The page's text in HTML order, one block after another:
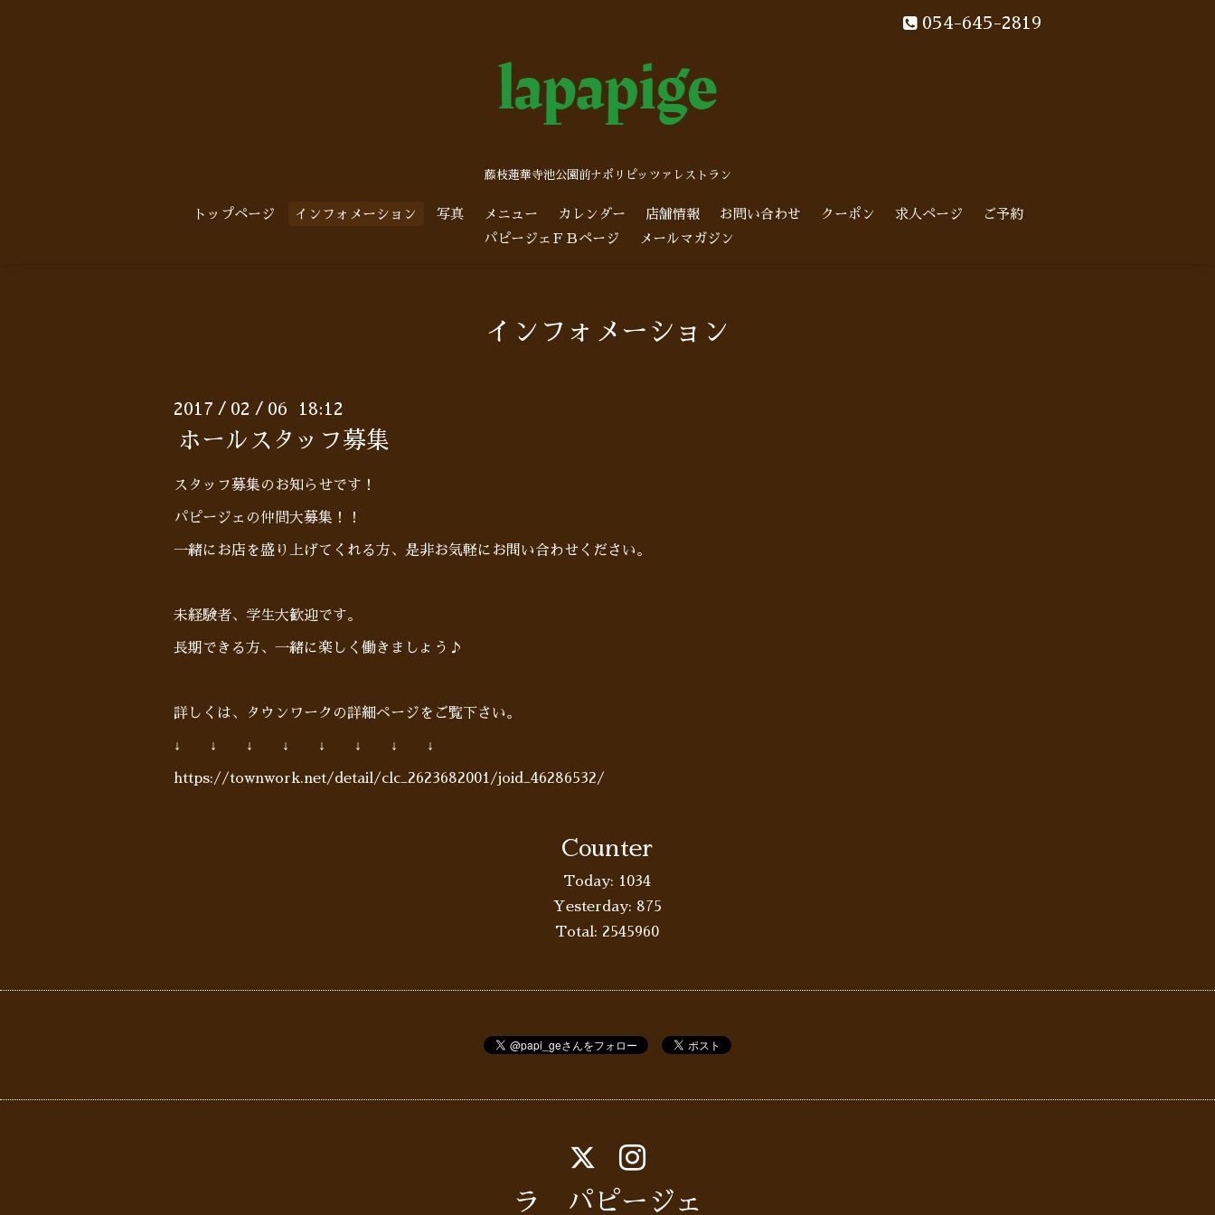
054-645-2819
藤枝蓮華寺池公園前ナポリピッツァレストラン
トップページ インフォメーション 写真 メニュー カレンダー 店舗情報 お問い合わせ クーポン 求人ページ
ご予約
パピージェＦＢページ
メールマガジン
インフォメーション
2017 / 02 / 06 18:12
ホールスタッフ募集
スタッフ募集のお知らせです！
パピージェの仲間大募集！！
一緒にお店を盛り上げてくれる方、是非お気軽にお問い合わせください。
未経験者、学生大歓迎です。
長期できる方、一緒に楽しく働きましょう♪
詳しくは、タウンワークの詳細ページをご覧下さい。
↓ ↓ ↓ ↓ ↓ ↓ ↓ ↓
https://townwork.net/detail/clc_2623682001/joid_46286532/
Counter
Today: 1034
Yesterday: 875
Total: 2545960
ラ パピージェ